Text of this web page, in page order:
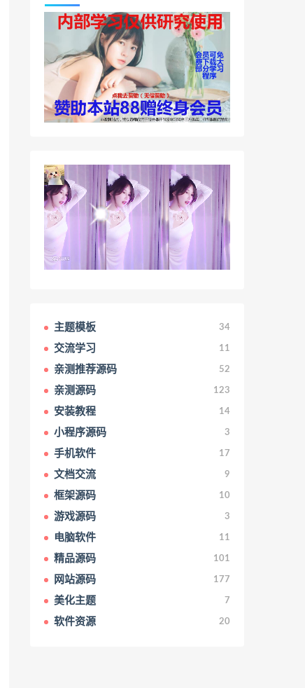
主题模板 34
交流学习 11
亲测推荐源码 52
亲测源码 123
安装教程 14
小程序源码 3
手机软件 17
文档交流 9
框架源码 10
游戏源码 3
电脑软件 11
精品源码 101
网站源码 177
美化主题 7
软件资源 20